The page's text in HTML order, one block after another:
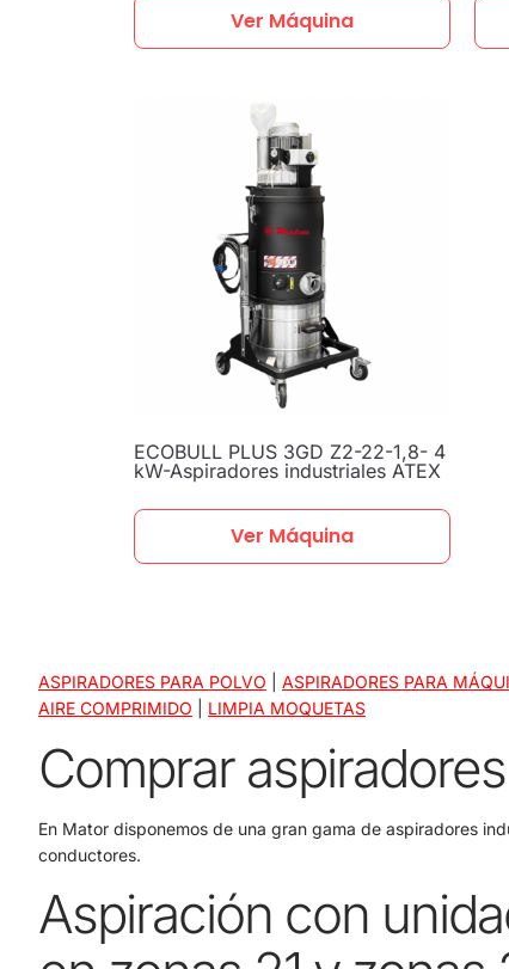
Ver Máquina
ECOBULL PLUS 3GD Z2-22-1,8- 4
kW-Aspiradores industriales ATEX
Ver Máquina
ASPIRADORES PARA POLVO ASPIRADORES PARA
AIRE COMPRIMIDO
LIMPIA MOQUETAS
Comprar
En Mator disponemos de una gran gama de aspiradores
conductores.
Aspiración con